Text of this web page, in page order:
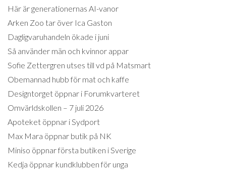
Här är generationernas AI-vanor
Arken Zoo tar över Ica Gaston
Dagligvaruhandeln ökade i juni
Så använder män och kvinnor appar
Sofie Zettergren utses till vd på Matsmart
Obemannad hubb för mat och kaffe
Designtorget öppnar i Forumkvarteret
Omvärldskollen – 7 juli 2026
Apoteket öppnar i Sydport
Max Mara öppnar butik på NK
Miniso öppnar första butiken i Sverige
Kedja öppnar kundklubben för unga